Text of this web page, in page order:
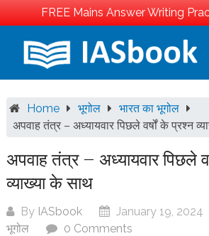
FREE Mains Answer Writing
content
Home भूगोल
भारत का भूगोल
अपवाह तंत्र – अध्यायवार पिछले वर्षों के प्रश्न
अपवाह तंत्र – अध्यायवार पिछले
व्याख्या के साथ
By IASbook January 19, 2024
भूगोल
0 Comments